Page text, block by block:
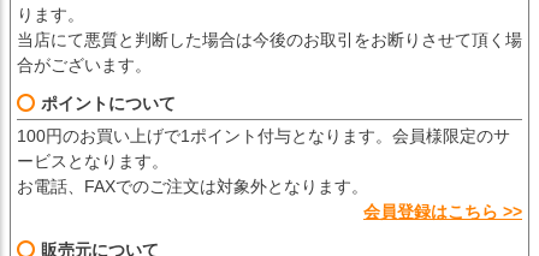
ります。
当店にて悪質と判断した場合は今後のお取引をお断りさせて頂く場
合がございます。
ポイントについて
100円のお買い上げで1ポイント付与となります。会員様限定のサ
ービスとなります。
お電話、FAXでのご注文は対象外となります。
会員登録はこちら >>
販売元について